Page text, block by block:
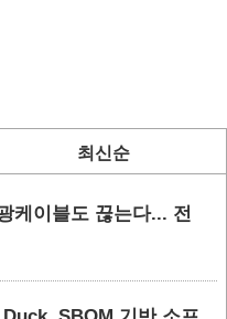
최신순
케이블도 끊는다... 전